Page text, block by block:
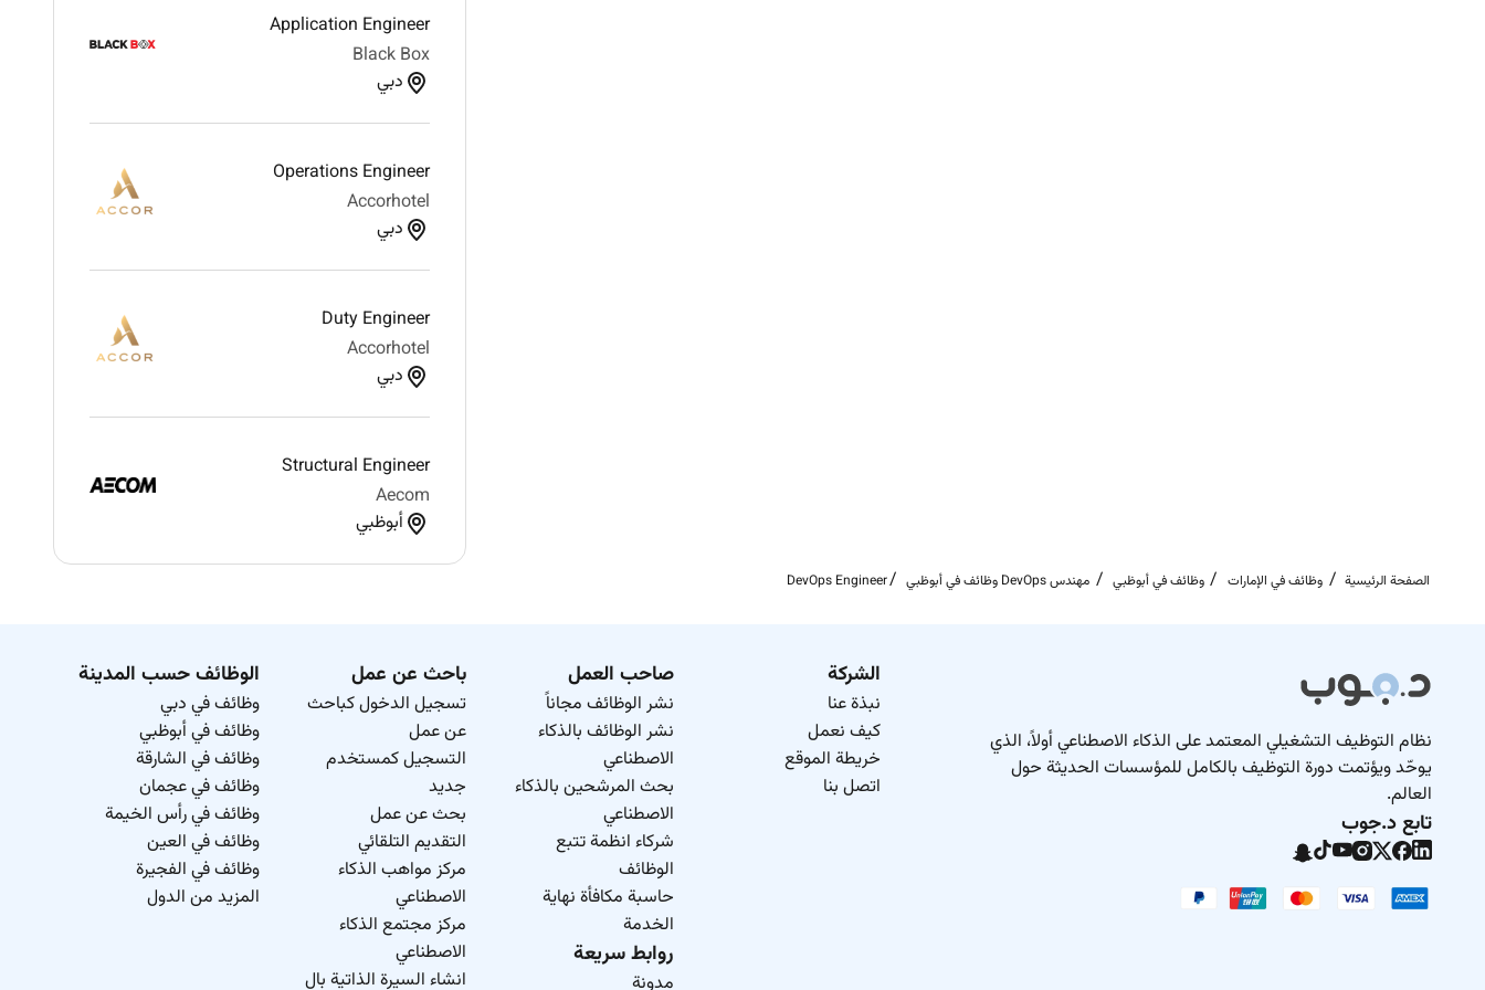
Application Engineer
Black Box
دبي
Operations Engineer
Accorhotel
دبي
Duty Engineer
Accorhotel
دبي
Structural Engineer
Aecom
أبوظبي
الصفحة الرئيسية وظائف في الإمارات وظائف في أبوظبي مهندس DevOps وظائف في أبوظبي DevOps Engineer
نظام التوظيف التشغيلي المعتمد على الذكاء الاصطناعي أولاً، الذي
يوحّد ويؤتمت دورة التوظيف بالكامل للمؤسسات الحديثة حول
العالم.
تابع د.جوب
الشركة
نبذة عنا
كيف نعمل
خريطة الموقع
اتصل بنا
صاحب العمل
نشر الوظائف مجاناً
نشر الوظائف بالذكاء
الاصطناعي
بحث المرشحين بالذكاء
الاصطناعي
شركاء انظمة تتبع
الوظائف
حاسبة مكافأة نهاية
الخدمة
روابط سريعة
مدونة
باحث عن عمل
تسجيل الدخول كباحث
عن عمل
التسجيل كمستخدم
جديد
بحث عن عمل
التقديم التلقائي
مركز مواهب الذكاء
الاصطناعي
مركز مجتمع الذكاء
الاصطناعي
انشاء السيرة الذاتية بال
الوظائف حسب المدينة
وظائف في دبي
وظائف في أبوظبي
وظائف في الشارقة
وظائف في عجمان
وظائف في رأس الخيمة
وظائف في العين
وظائف في الفجيرة
المزيد من الدول